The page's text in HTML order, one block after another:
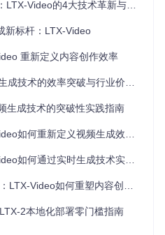
视频内容走向。
问题可能出在哪里？
题：
weight）设置过低会导
个隐藏参数，默认值0.5可能
，需要启用"运动补偿"功能。
算不准确，产生撕裂感。
能力差异显著。Euler a采样器
Video的4大技术革新与实战指南
新标杆：LTX-Video
重新定义内容创作效率
术的效率突破与行业价值解决方案
生成技术的突破性实践指南
成效率——1216×704分辨率30FPS实时渲染的技术革命
何通过实时生成技术实现创作平权
Video如何重塑内容创作范式
2本地化部署零门槛指南